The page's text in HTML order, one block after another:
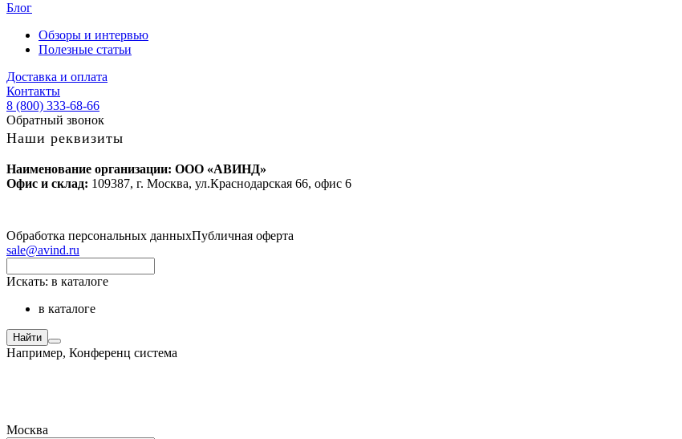
Блог
Обзоры и интервью
Полезные статьи
Доставка и оплата
Контакты
8 (800) 333-68-66
Обратный звонок
Наши реквизиты
Наименование организации: ООО «АВИНД»
Офис и склад: 109387, г. Москва, ул.Краснодарская 66, офис 6
Обработка персональных данныхПубличная оферта
sale@avind.ru
Искать: в каталоге
в каталоге
Найти
Например, Конференц система
Москва